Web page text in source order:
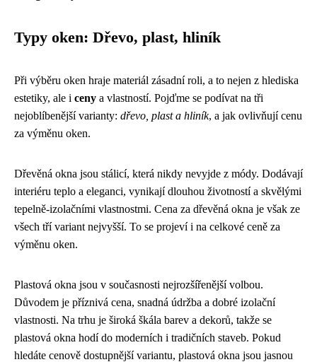
Typy oken: Dřevo, plast, hliník
Při výběru oken hraje materiál zásadní roli, a to nejen z hlediska
estetiky, ale i ceny a vlastností. Pojďme se podívat na tři
nejoblíbenější varianty: dřevo, plast a hliník, a jak ovlivňují cenu
za výměnu oken.
Dřevěná okna jsou stálicí, která nikdy nevyjde z módy. Dodávají
interiéru teplo a eleganci, vynikají dlouhou životností a skvělými
tepelně-izolačními vlastnostmi. Cena za dřevěná okna je však ze
všech tří variant nejvyšší. To se projeví i na celkové ceně za
výměnu oken.
Plastová okna jsou v současnosti nejrozšířenější volbou.
Důvodem je příznivá cena, snadná údržba a dobré izolační
vlastnosti. Na trhu je široká škála barev a dekorů, takže se
plastová okna hodí do moderních i tradičních staveb. Pokud
hledáte cenově dostupnější variantu, plastová okna jsou jasnou